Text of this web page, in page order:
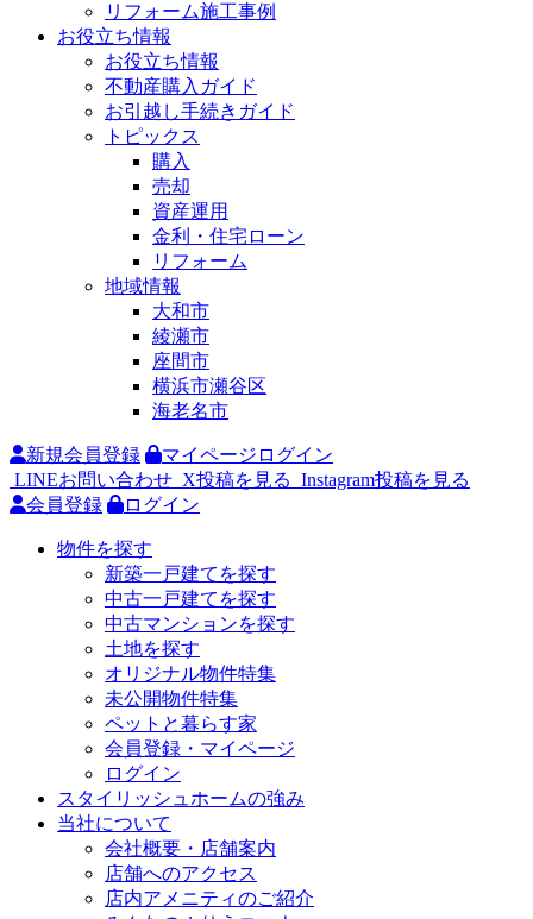
リフォーム施工事例
お役立ち情報
お役立ち情報
不動産購入ガイド
お引越し手続きガイド
トピックス
購入
売却
資産運用
金利・住宅ローン
リフォーム
地域情報
大和市
綾瀬市
座間市
横浜市瀬谷区
海老名市
新規会員登録
マイページログイン
LINEお問い合わせ X投稿を見る Instagram投稿を見る
会員登録
ログイン
物件を探す
新築一戸建てを探す
中古一戸建てを探す
中古マンションを探す
土地を探す
オリジナル物件特集
未公開物件特集
ペットと暮らす家
会員登録・マイページ
ログイン
スタイリッシュホームの強み
当社について
会社概要・店舗案内
店舗へのアクセス
店内アメニティのご紹介